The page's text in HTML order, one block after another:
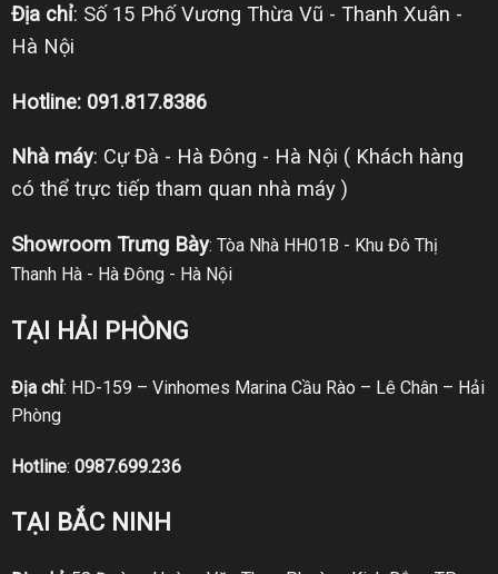
Địa chỉ: Số 15 Phố Vương Thừa Vũ - Thanh Xuân -
Hà Nội
Hotline: 091.817.8386
Nhà máy: Cự Đà - Hà Đông - Hà Nội ( Khách hàng
có thể trực tiếp tham quan nhà máy )
Showroom Trưng Bày: Tòa Nhà HH01B - Khu Đô Thị
Thanh Hà - Hà Đông - Hà Nội
TẠI HẢI PHÒNG
Địa chỉ: HD-159 – Vinhomes Marina Cầu Rào – Lê Chân – Hải
Phòng
Hotline: 0987.699.236
TẠI BẮC NINH